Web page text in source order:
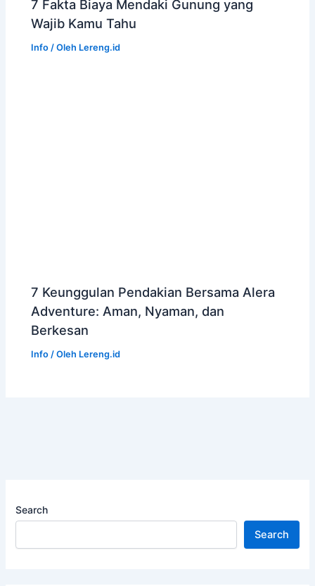
7 Fakta Biaya Mendaki Gunung yang
Wajib Kamu Tahu
Info / Oleh Lereng.id
7 Keunggulan Pendakian Bersama Alera
Adventure: Aman, Nyaman, dan
Berkesan
Info / Oleh Lereng.id
Search
Search